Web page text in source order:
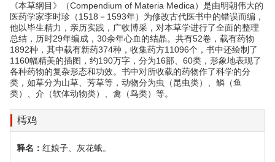
《本草纲目》（Compendium of Materia Medica）是由明朝伟大的
医药学家李时珍（1518－1593年）为修改古代医书中的错误而编，
他以毕生精力，亲历实践，广收博采，对本草学进行了全面的整理
总结，历时29年编成，30余年心血的结晶。共有52卷，载有药物
1892种，其中载有新药374种，收集药方11096个，书中还绘制了
1160幅精美的插图，约190万字，分为16部、60类，形象地表现了
各种药物的复杂形态和功效。书中对所收载的药物作了科学的分
类，如草分为山草、芳草等，动物分为虫（昆虫类）、鳞（鱼
类）、介（软体动物类）、禽（鸟类）等。
樗鸡
释名： 红娘子、灰花蛾。